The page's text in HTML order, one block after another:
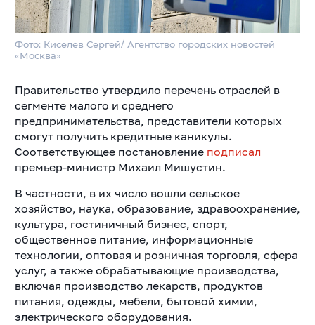
Фото: Киселев Сергей/ Агентство городских новостей
«Москва»
Правительство утвердило перечень отраслей в
сегменте малого и среднего
предпринимательства, представители которых
смогут получить кредитные каникулы.
Соответствующее постановление подписал
премьер-министр Михаил Мишустин.
В частности, в их число вошли сельское
хозяйство, наука, образование, здравоохранение,
культура, гостиничный бизнес, спорт,
общественное питание, информационные
технологии, оптовая и розничная торговля, сфера
услуг, а также обрабатывающие производства,
включая производство лекарств, продуктов
питания, одежды, мебели, бытовой химии,
электрического оборудования.